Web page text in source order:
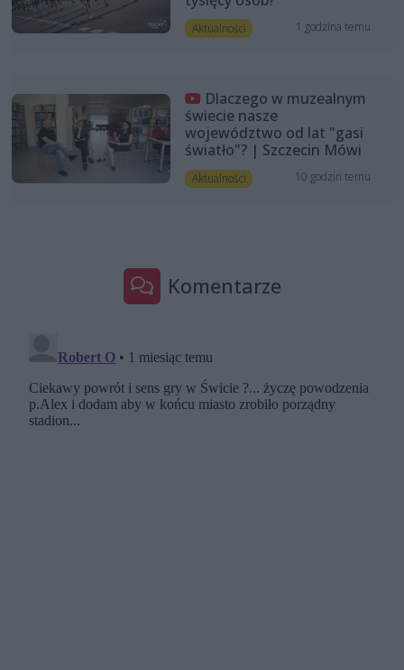
Aktualności 1 godzina temu
Dlaczego w muzealnym
świecie nasze
województwo od lat "gasi
światło"? | Szczecin Mówi
Aktualności 10 godzin temu
Komentarze